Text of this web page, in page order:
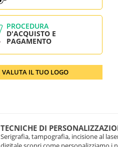
PROCEDURA
D'ACQUISTO E
PAGAMENTO
VALUTA IL TUO LOGO
TECNICHE DI
Serigrafia, tampografia, incisione al